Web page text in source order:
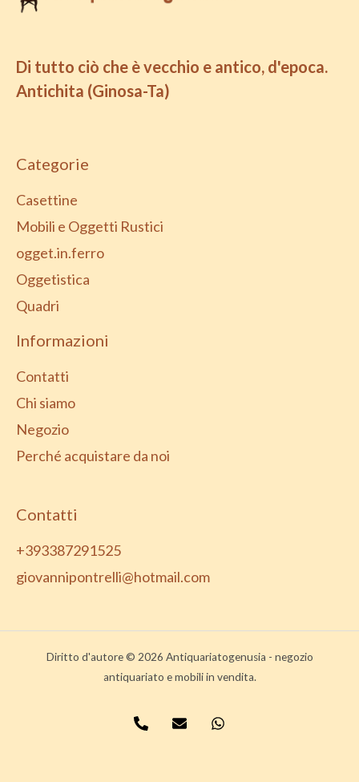
Di tutto ciò che è vecchio e antico, d'epoca.
Antichita (Ginosa-Ta)
Categorie
Casettine
Mobili e Oggetti Rustici
ogget.in.ferro
Oggetistica
Quadri
Informazioni
Contatti
Chi siamo
Negozio
Perché acquistare da noi
Contatti
+393387291525
giovannipontrelli@hotmail.com
Diritto d'autore © 2026 Antiquariatogenusia - negozio
antiquariato e mobili in vendita.